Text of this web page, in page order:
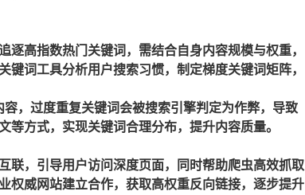
高指数热门关键词，需结合自身内容规模与权重，
词工具分析用户搜索习惯，制定梯度关键词矩阵，
，过度重复关键词会被搜索引擎判定为作弊，导致
方式，实现关键词合理分布，提升内容质量。
联，引导用户访问深度页面，同时帮助爬虫高效抓取
权威网站建立合作，获取高权重反向链接，逐步提升